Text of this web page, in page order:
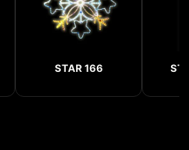
STAR 166